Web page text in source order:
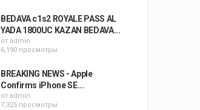
BEDAVA c1s2 ROYALE PASS AL
YADA 1800UC KAZAN BEDAVA...
от admin
6,190 просмотры
BREAKING NEWS - Apple
Confirms iPhone SE...
от admin
7,325 просмотры